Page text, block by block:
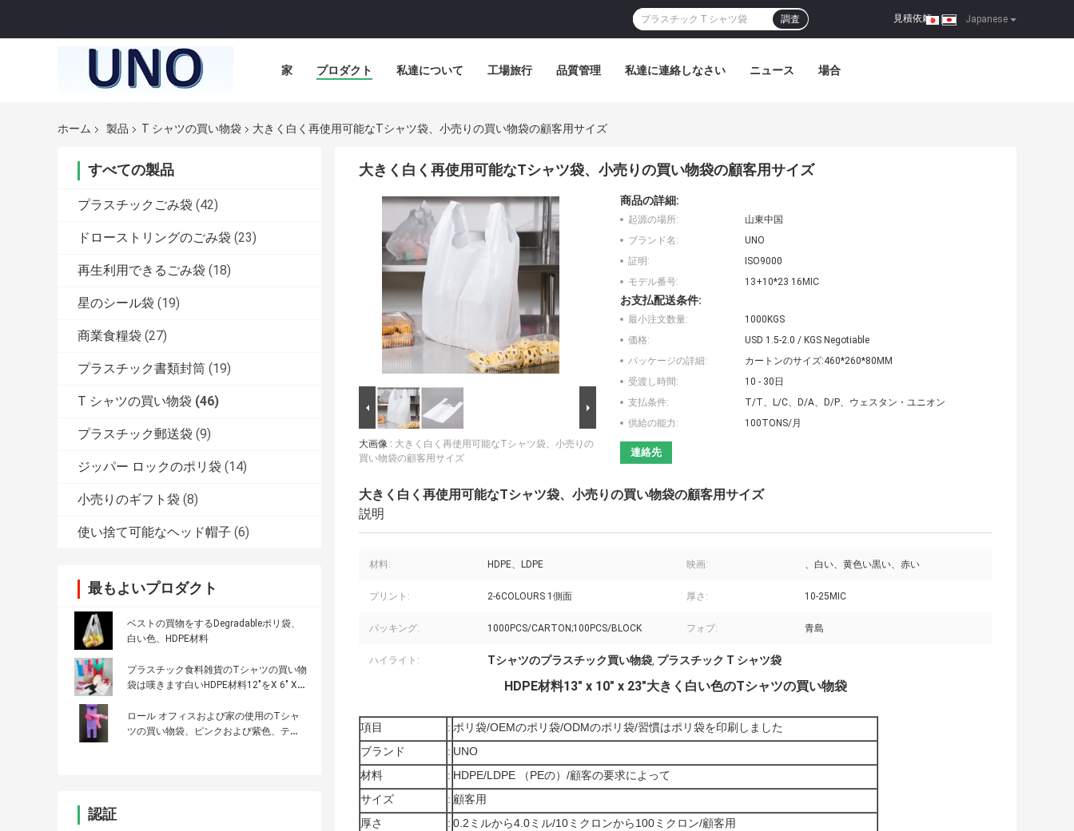
Japanese
見積依頼 |
調査
家 プロダクト 私達について 工場旅行 品質管理 私達に連絡しなさい ニュース 場合
ホーム 製品 T シャツの買い物袋 大きく白く再使用可能なTシャツ袋、小売りの買い物袋の顧客用サイズ
すべての製品
プラスチックごみ袋 (42)
ドローストリングのごみ袋 (23)
再生利用できるごみ袋 (18)
星のシール袋 (19)
商業食糧袋 (27)
プラスチック書類封筒 (19)
T シャツの買い物袋 (46)
プラスチック郵送袋 (9)
ジッパー ロックのポリ袋 (14)
小売りのギフト袋 (8)
使い捨て可能なヘッド帽子 (6)
最もよいプロダクト
ベストの買物をするDegradableポリ袋、
白い色、HDPE材料
プラスチック食料雑貨のTシャツの買い物
袋は嘆きます白いHDPE材料12"をX 6" X
ロール オフィスおよび家の使用のTシャ
ツの買い物袋、ピンクおよび紫色、テー
認証
大きく白く再使用可能なTシャツ袋、小売りの買い物袋の顧客用サイズ
大画像 : 大きく白く再使用可能なTシャツ袋、小売りの
買い物袋の顧客用サイズ
商品の詳細:
起源の場所:
山東中国
ブランド名:
UNO
証明:
ISO9000
モデル番号:
13+10*23 16MIC
お支払配送条件:
最小注文数量:
1000KGS
価格:
USD 1.5-2.0 / KGS Negotiable
パッケージの詳細:
カートンのサイズ:460*260*80MM
受渡し時間:
10 - 30日
支払条件:
T/T、L/C、D/A、D/P、ウェスタン・ユニオン
供給の能力:
100TONS/月
連絡先
大きく白く再使用可能なTシャツ袋、小売りの買い物袋の顧客用サイズ
説明
材料: HDPE、LDPE 映画: 、白い、黄色い黒い、赤い
プリント: 2-6COLOURS 1側面 厚さ: 10-25MIC
パッキング: 1000PCS/CARTON;100PCS/BLOCK フォブ: 青島
ハイライト: Tシャツのプラスチック買い物袋, プラスチック T シャツ袋
HDPE材料13" x 10" x 23"大きく白い色のTシャツの買い物袋
項目 : ポリ袋/OEMのポリ袋/ODMのポリ袋/習慣はポリ袋を印刷しました
ブランド
: UNO
材料
: HDPE/LDPE （PEの）/顧客の要求によって
サイズ
: 顧客用
厚さ
: 0.2ミルから4.0ミル/10ミクロンから100ミクロン/顧客用